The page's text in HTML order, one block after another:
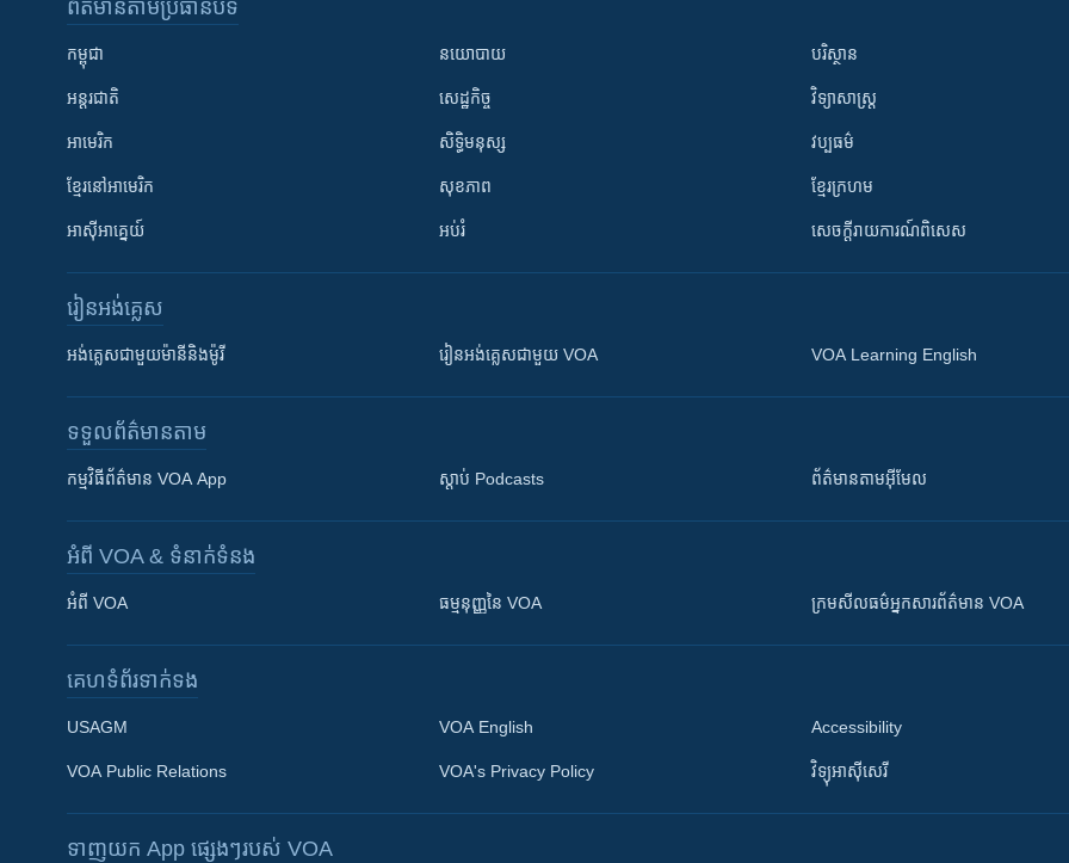
Khmer English
ព័ត៌មាន​តាមប្រធានបទ​
កម្ពុជា
អន្តរជាតិ
អាមេរិក
ខ្មែរ​នៅអាមេរិក
អាស៊ីអាគ្នេយ៍
នយោបាយ
សេដ្ឋកិច្ច
សិទ្ធិមនុស្ស
សុខភាព
អប់រំ
បរិស្ថាន
វិទ្យាសាស្រ្ត
វប្បធម៌
ខ្មែរក្រហម
សេចក្តីរាយការណ៍ពិសេស
រៀន​​អង់គ្លេស
អង់គ្លេស​ជាមួយ​ម៉ានី​និង​ម៉ូរី រៀន​​​​​​អង់គ្លេស​​ជាមួយ VOA VOA Learning English
ទទួល​ព័ត៌មាន​តាម
កម្មវិធី​ព័ត៌មាន VOA App ស្តាប់ Podcasts ព័ត៌មាន​តាម​អ៊ីមែល
អំពី​ VOA & ទំនាក់ទំនង
អំពី​ VOA ធម្មនុញ្ញ​នៃ VOA ក្រម​​​សីលធម៌​​​អ្នក​​​សារព័ត៌មាន VOA
គេហទំព័រ​​ទាក់ទង
USAGM
VOA Public Relations
VOA English
VOA's Privacy Policy
Accessibility
វិទ្យុ​អាស៊ី​សេរី
ទាញយក​ App ផ្សេងៗ​របស់​ VOA